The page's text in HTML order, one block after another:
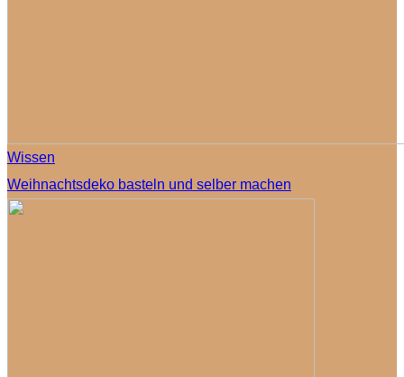
Wissen
Weihnachtsdeko basteln und selber machen